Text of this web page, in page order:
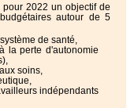
2022 un objectif de
autour de 5
de santé,
la perte d'autonomie
soins,
indépendants